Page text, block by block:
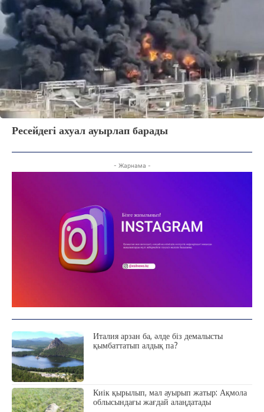
ЖАҢАЛЫҚТАР
ОҚИҒА
КӨЗҚАРАС
ЗЕРТТЕУ
СҰХБАТ
АРНАЙЫ ЖОБА
ФОТО ДӘЙЕК
Kokshetau
Байланыс
Ресейдегі ахуал ауырлап барады
- Жарнама -
Италия арзан ба, әлде біз демалысты
қымбаттатып алдық па?
Киік қырылып, мал ауырып жатыр: Ақмола
облысындағы жағдай алаңдатады